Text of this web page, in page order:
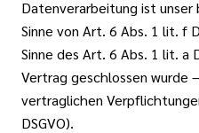
Datenverarbeitung ist
Sinne von Art. 6 Abs. 1 lit. f
Sinne des Art. 6 Abs. 1 lit. a
Vertrag geschlossen wurde
vertraglichen
DSGVO).